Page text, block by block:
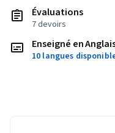
Évaluations
7 devoirs
Enseigné en
10 langues